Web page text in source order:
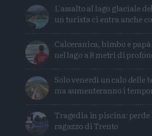
L'assalto al lago glaciale
un turista ci entra anche
Calceranica, bimbo e
nel lago a 8 metri di
Solo venerdì un calo delle
ma aumenteranno i
Tragedia in piscina: perde
ragazzo di Trento